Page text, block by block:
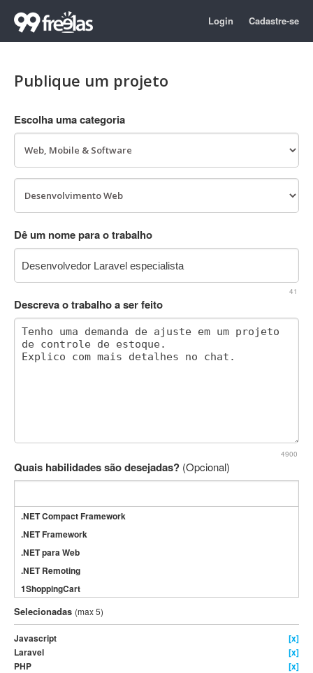
Login Cadastre-se
Publique um projeto
Escolha uma categoria
Dê um nome para o trabalho
41
Descreva o trabalho a ser feito
4900
Quais habilidades são desejadas? (Opcional)
.NET Compact Framework
.NET Framework
.NET para Web
.NET Remoting
1ShoppingCart
3DS Max
3GSM
4D Dimension
802.11
Selecionadas (max 5)
Javascript
[x]
Laravel
[x]
PHP
[x]